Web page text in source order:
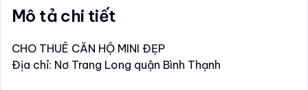
Mô tả chi tiết
CHO THUÊ CĂN HỘ MINI ĐẸP
Địa chỉ: Nơ Trang Long quận Bình Thạnh